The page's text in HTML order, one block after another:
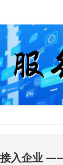
入企业